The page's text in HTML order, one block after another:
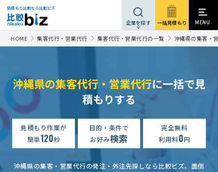
見積もり比較なら比較ビズ
企業を探す 一括見積もり MENU
HOME 集客代行・営業代行 集客代行・営業代行の一覧 沖縄県の集客・
沖縄県の集客代行・営業代行に一括で見
積もりする
見積もり作業が
簡単120秒
目的・条件で
お好み検索
完全無料
利用料0円
沖縄県の集客・営業代行の発注・外注先探しなら比較ビズ。 面倒
営業アウトソーシングの相談・提案依頼 予算上限なし 沖縄県
【セルフメディケーションサポートジム】広告制作の相談・提案依頼
営業アウトソーシングの相談・提案依頼 予算上限なし
看板・のぼり制作の見積もり依頼 相談して決めたい 沖縄県